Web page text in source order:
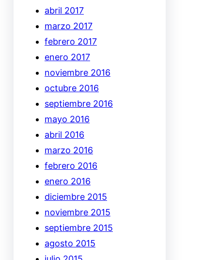
abril 2017
marzo 2017
febrero 2017
enero 2017
noviembre 2016
octubre 2016
septiembre 2016
mayo 2016
abril 2016
marzo 2016
febrero 2016
enero 2016
diciembre 2015
noviembre 2015
septiembre 2015
agosto 2015